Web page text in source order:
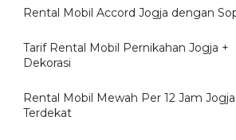
Rental Mobil Accord Jogja dengan
Tarif Rental Mobil Pernikahan Jogja +
Dekorasi
Rental Mobil Mewah Per 12 Jam Jogja
Terdekat